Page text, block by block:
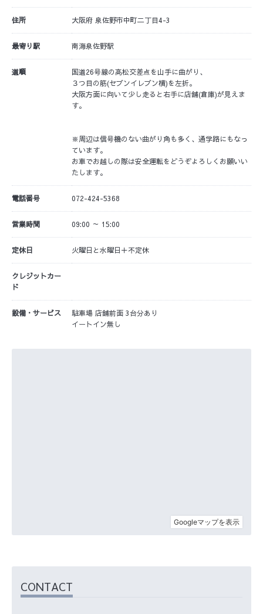
住所 大阪府 泉佐野市中町二丁目4-3
最寄り駅 南海泉佐野駅
道順
国道26号線の高松交差点を山手に曲がり、
３つ目の筋(セブンイレブン横)を左折。
大阪方面に向いて少し走ると右手に店舗(倉庫)が見えま
す。
※周辺は信号機のない曲がり角も多く、通学路にもなっ
ています。
お車でお越しの際は安全運転をどうぞよろしくお願いい
たします。
電話番号 072-424-5368
営業時間 09:00 ～ 15:00
定休日 火曜日と水曜日＋不定休
クレジットカー
ド
設備・サービス
駐車場 店舗前面 3台分あり
イートイン無し
CONTACT